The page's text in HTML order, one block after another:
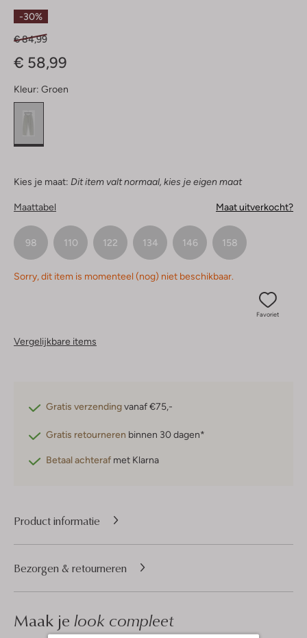
-30%
€ 84,99
€ 58,99
Kleur: Groen
Kies je maat: Dit item valt normaal, kies je eigen maat
Maattabel Maat uitverkocht?
98 110 122 134 146 158
Sorry, dit item is momenteel (nog) niet beschikbaar.
Favoriet
Vergelijkbare items
Gratis verzendingvanaf €75,-
Gratis retourneren binnen 30 dagen*
Betaal achteraf met Klarna
Product informatie
Bezorgen & retourneren
Maak je look compleet